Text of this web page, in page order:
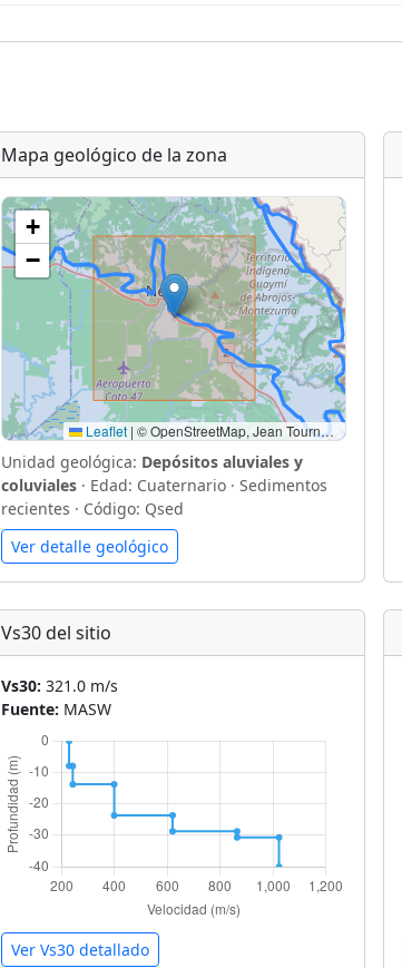
Mapa geológico de la zona
+
−
Leaflet | © OpenStreetMap, Jean Tournon., G. A. (1997). Mapa Geológico de Costa Rica, Escala 1: 500 000.
Unidad geológica: Depósitos aluviales y
coluviales · Edad: Cuaternario · Sedimentos
recientes · Código: Qsed
Ver detalle geológico
Vs30 del sitio
Vs30: 321.0 m/s
Fuente: MASW
Ver Vs30 detallado